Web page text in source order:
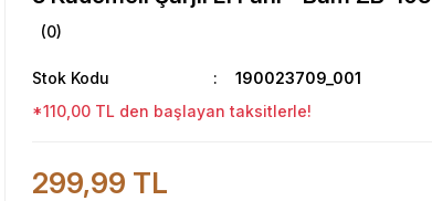
(0)
Stok Kodu
190023709_001
*110,00 TL den başlayan taksitlerle!
299,99 TL